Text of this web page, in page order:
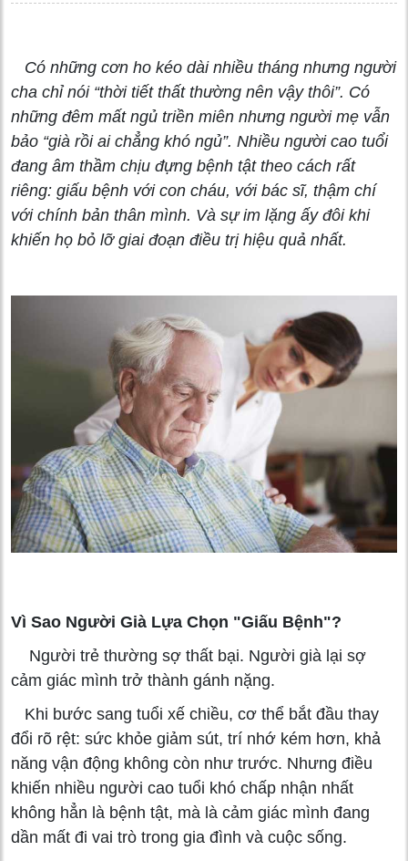
Có những cơn ho kéo dài nhiều tháng nhưng người
cha chỉ nói “thời tiết thất thường nên vậy thôi”. Có
những đêm mất ngủ triền miên nhưng người mẹ vẫn
bảo “già rồi ai chẳng khó ngủ”. Nhiều người cao tuổi
đang âm thầm chịu đựng bệnh tật theo cách rất
riêng: giấu bệnh với con cháu, với bác sĩ, thậm chí
với chính bản thân mình. Và sự im lặng ấy đôi khi
khiến họ bỏ lỡ giai đoạn điều trị hiệu quả nhất.
Vì Sao Người Già Lựa Chọn "Giấu Bệnh"?
Người trẻ thường sợ thất bại. Người già lại sợ
cảm giác mình trở thành gánh nặng.
Khi bước sang tuổi xế chiều, cơ thể bắt đầu thay
đổi rõ rệt: sức khỏe giảm sút, trí nhớ kém hơn, khả
năng vận động không còn như trước. Nhưng điều
khiến nhiều người cao tuổi khó chấp nhận nhất
không hẳn là bệnh tật, mà là cảm giác mình đang
dần mất đi vai trò trong gia đình và cuộc sống.